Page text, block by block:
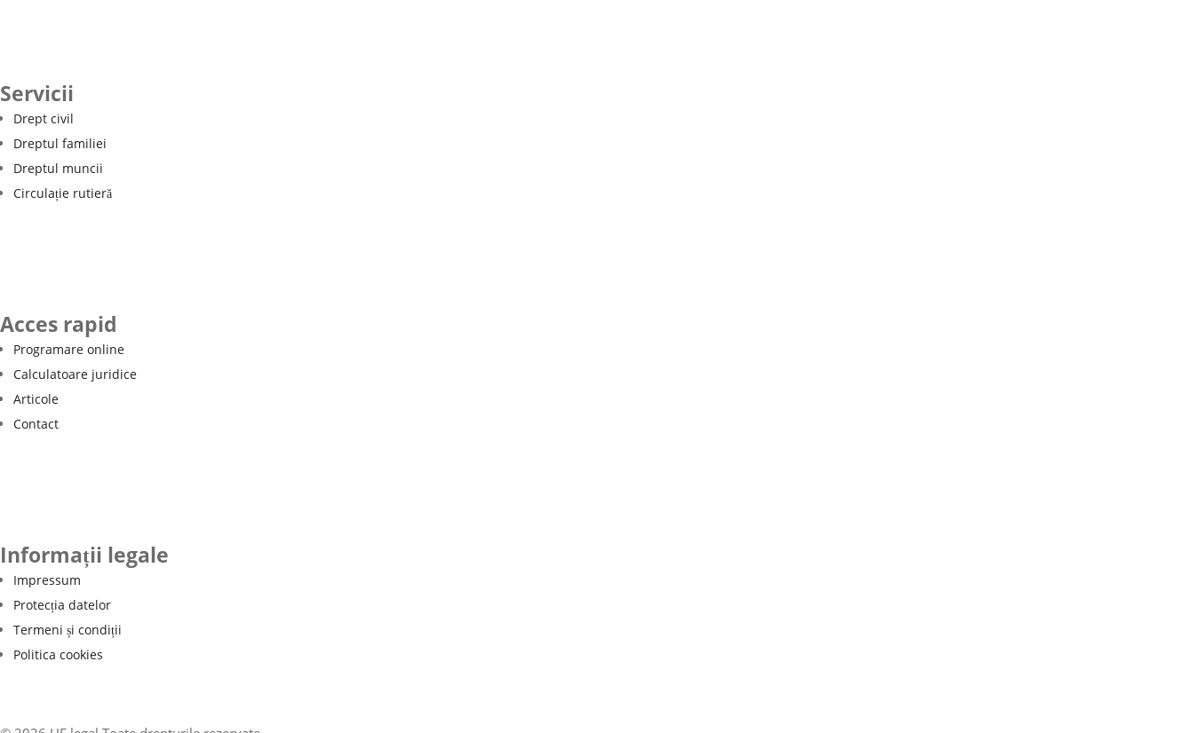
Servicii
Drept civil
Dreptul familiei
Dreptul muncii
Circulație rutieră
Acces rapid
Programare online
Calculatoare juridice
Articole
Contact
Informații legale
Impressum
Protecția datelor
Termeni și condiții
Politica cookies